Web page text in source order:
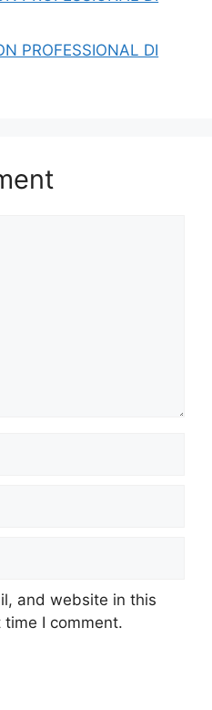
PROFESSIONAL DI
and website in this
I comment.